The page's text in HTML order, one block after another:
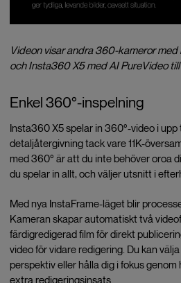
Videon visar andra 360-kameror
och Insta360 X5 med AI PureVideo till
Enkel 360°-inspelning
Insta360 X5 spelar in 360°-video i
detaljåtergivning tack vare 11K-
med 360° är att du inte behöver oroa
du spelar in allt, och väljer utsnitt i
Med nya InstaFrame-läget blir
Kameran skapar automatiskt två
färdigredigerad film för direkt
video för vidare redigering. Du kan
perspektiv eller hålla dig i fokus
extra redigeringsinsats.